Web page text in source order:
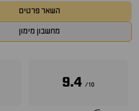
השאר פרטים
מחשבון מימון
10/
9.4